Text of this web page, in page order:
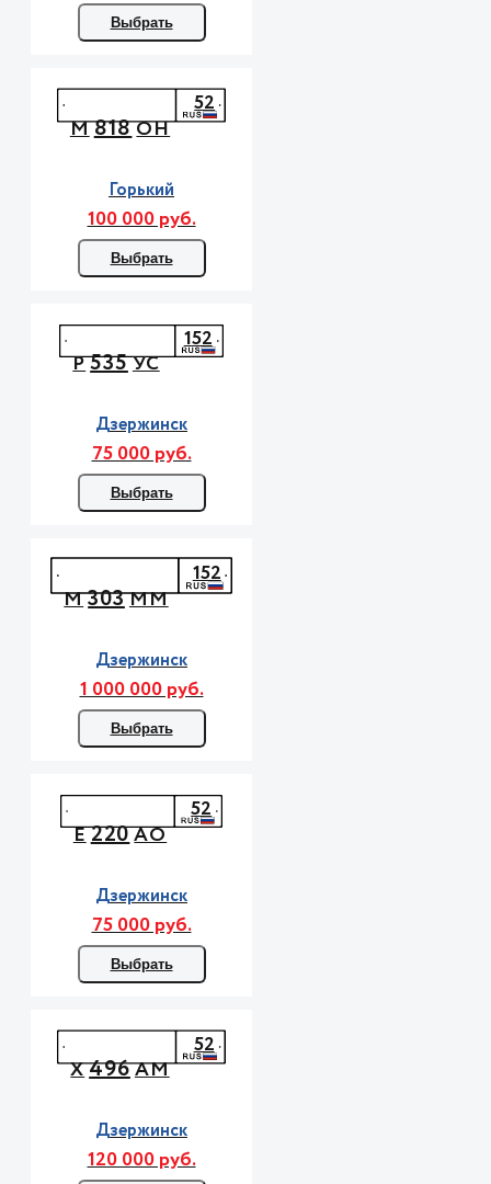
Выбрать
М818ОН
52
Горький
100 000 руб.
Выбрать
Р535УС
152
Дзержинск
75 000 руб.
Выбрать
М303ММ
152
Дзержинск
1 000 000 руб.
Выбрать
Е220АО
52
Дзержинск
75 000 руб.
Выбрать
Х496АМ
52
Дзержинск
120 000 руб.